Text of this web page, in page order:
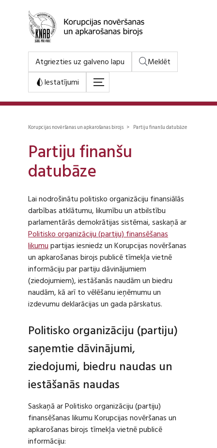
Atgriezties uz galveno lapu
Meklēt
Iestatījumi
Korupcijas novēršanas un apkarošanas birojs > Partiju finanšu datubāze
Partiju finanšu
datubāze
Lai nodrošinātu politisko organizāciju finansiālās
darbības atklātumu, likumību un atbilstību
parlamentārās demokrātijas sistēmai, saskaņā ar
Politisko organizāciju (partiju) finansēšanas
likumupartijas iesniedz un Korupcijas novēršanas
un apkarošanas birojs publicē tīmekļa vietnē
informāciju par partiju dāvinājumiem
(ziedojumiem), iestāšanās naudām un biedru
naudām, kā arī to vēlēšanu ieņēmumu un
izdevumu deklarācijas un gada pārskatus.
Politisko organizāciju (partiju)
saņemtie dāvinājumi,
ziedojumi, biedru naudas un
iestāšanās naudas
Saskaņā ar Politisko organizāciju (partiju)
finansēšanas likumu Korupcijas novēršanas un
apkarošanas birojs tīmekļa vietnē publicē
informāciju: